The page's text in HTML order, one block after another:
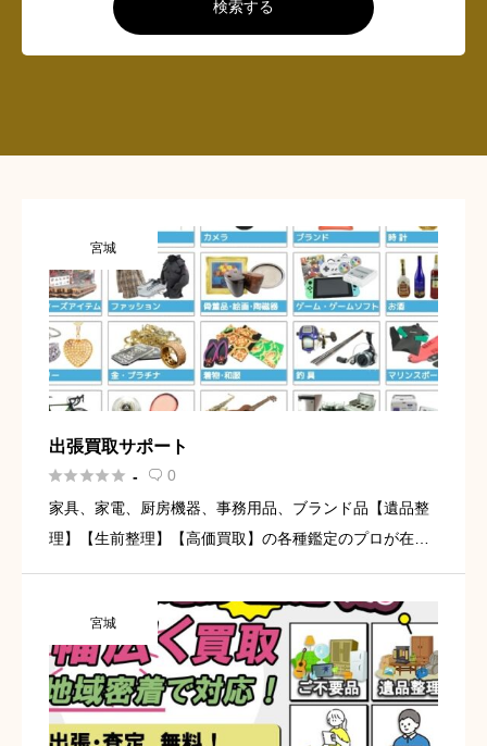
検索する
宮城
出張買取サポート
 -  0
家具、家電、厨房機器、事務用品、ブランド品【遺品整
理】【生前整理】【高価買取】の各種鑑定のプロが在籍
宮城